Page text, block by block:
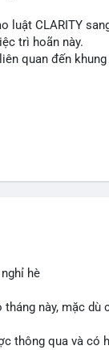
luật CLARITY
trì hoãn này.
quan đến
hè
này, mặc dù
thông qua và có